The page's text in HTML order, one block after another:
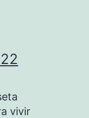
vivir